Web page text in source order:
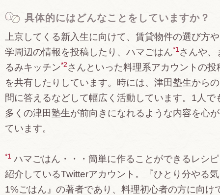
具体的にはどんなことをしていますか？
上京してくる新入生に向けて、賃貸物件の選び方
学周辺の情報を投稿したり、ハマごはん*1 さんや、
るみキッチン*2さんといった料理系アカウントの投
を共有したりしています。時には、津田塾生から
問に答えるなどして幅広く活動しています。1人で
多くの津田塾生が前向きになれるような内容を心
ています。
*1 ハマごはん・・・簡単に作ることができるレシ
紹介しているTwitterアカウント。『ひとり分やる気
1%ごはん』の著者であり、料理初心者の方に向け